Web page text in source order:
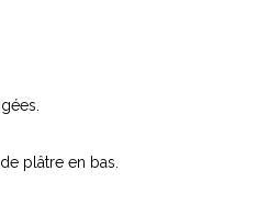
plâtre en bas.